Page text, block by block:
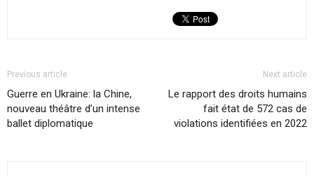
Previous article
Guerre en Ukraine: la Chine,
nouveau théâtre d’un intense
ballet diplomatique
Next article
Le rapport des droits humains
fait état de 572 cas de
violations identifiées en 2022